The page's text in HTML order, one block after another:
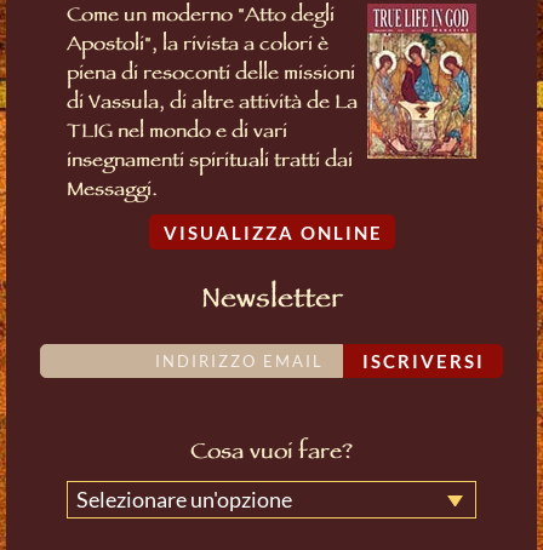
Come un moderno "Atto degli
Apostoli", la rivista a colori è
piena di resoconti delle missioni
di Vassula, di altre attività de La
TLIG nel mondo e di vari
insegnamenti spirituali tratti dai
Messaggi.
VISUALIZZA ONLINE
Newsletter
ISCRIVERSI
Cosa vuoi fare?
Selezionare un'opzione